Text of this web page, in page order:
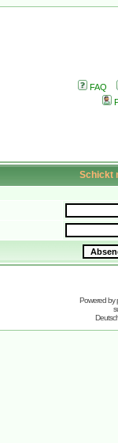
FAQ
Schickt
Powered by